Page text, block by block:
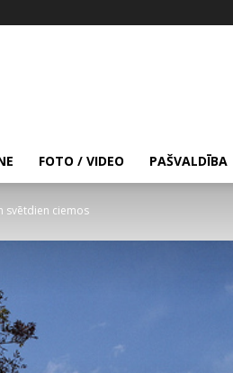
FOTO / VIDEO PAŠVALDĪBA
svētdien ciemos